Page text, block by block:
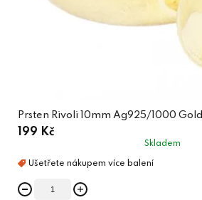
Prsten Rivoli 10mm Ag925/1000 Gold
199 Kč
Skladem